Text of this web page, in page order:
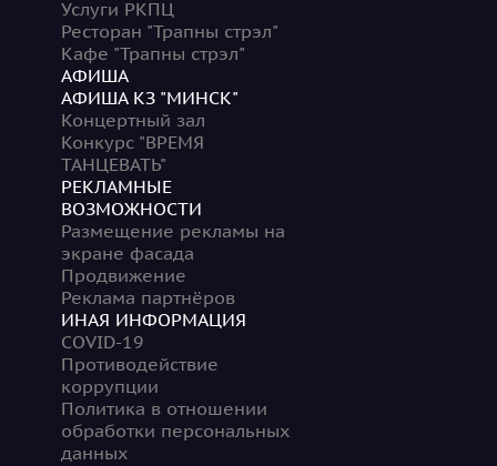
Услуги РКПЦ
Ресторан "Трапны стрэл"
Кафе "Трапны стрэл"
АФИША
АФИША КЗ "МИНСК"
Концертный зал
Конкурс "ВРЕМЯ
ТАНЦЕВАТЬ"
РЕКЛАМНЫЕ
ВОЗМОЖНОСТИ
Размещение рекламы на
экране фасада
Продвижение
Реклама партнёров
ИНАЯ ИНФОРМАЦИЯ
COVID-19
Противодействие
коррупции
Политика в отношении
обработки персональных
данных